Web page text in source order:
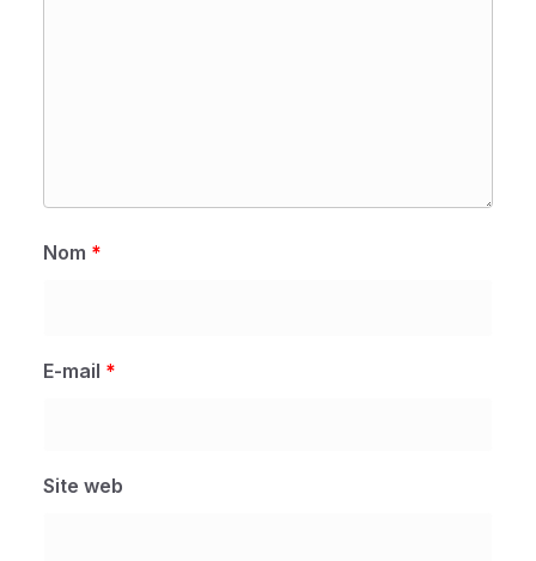
Nom *
E-mail *
Site web